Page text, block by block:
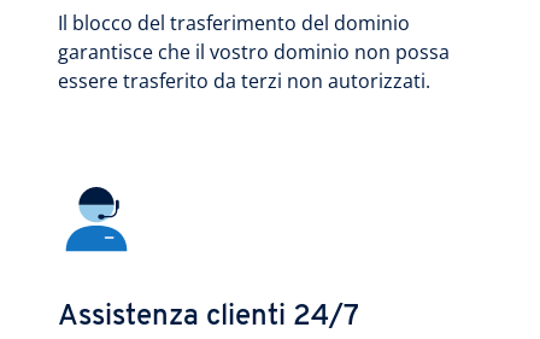
Il blocco del trasferimento del dominio
garantisce che il vostro dominio non possa
essere trasferito da terzi non autorizzati.
Assistenza clienti 24/7